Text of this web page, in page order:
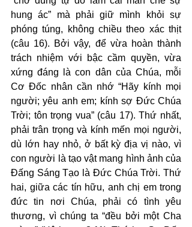
hung ác” mà phải giữ mình khỏi sự
phóng túng, không chiều theo xác thịt
(câu 16). Bởi vậy, để vừa hoàn thành
trách nhiệm với bậc cầm quyền, vừa
xứng đáng là con dân của Chúa, mỗi
Cơ Đốc nhân cần nhớ “Hãy kính mọi
người; yêu anh em; kính sợ Đức Chúa
Trời; tôn trọng vua” (câu 17). Thứ nhất,
phải trân trọng và kính mến mọi người,
dù lớn hay nhỏ, ở bất kỳ địa vị nào, vì
con người là tạo vật mang hình ảnh của
Đấng Sáng Tạo là Đức Chúa Trời. Thứ
hai, giữa các tín hữu, anh chị em trong
đức tin nơi Chúa, phải có tình yêu
thương, vì chúng ta “đều bởi một Cha